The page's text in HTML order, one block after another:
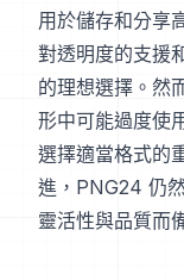
用於儲存和分享
對透明度的支援
的理想選擇。然
形中可能過度使
選擇適當格式的
進，PNG24 仍
靈活性與品質而